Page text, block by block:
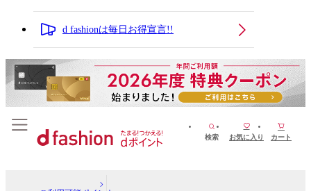
d fashionは毎日お得宣言!!
検索 お気に入り カート